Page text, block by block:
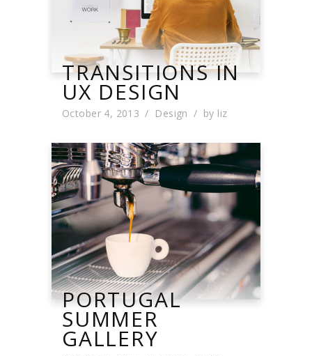
TRANSITIONS IN
UX DESIGN
October 4, 2013 Design by liz
PORTUGAL
SUMMER
GALLERY